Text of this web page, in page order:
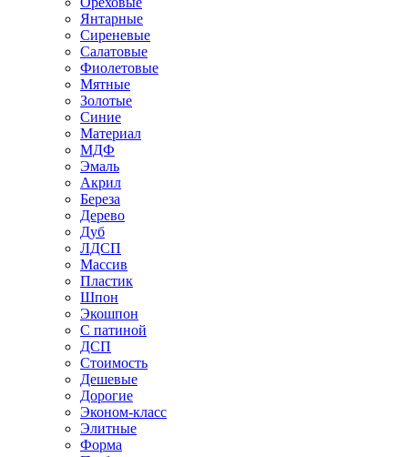
Янтарные
Сиреневые
Салатовые
Фиолетовые
Мятные
Золотые
Синие
Материал
МДФ
Эмаль
Акрил
Береза
Дерево
Дуб
ЛДСП
Массив
Пластик
Шпон
Экошпон
С патиной
ДСП
Стоимость
Дешевые
Дорогие
Эконом-класс
Элитные
Форма